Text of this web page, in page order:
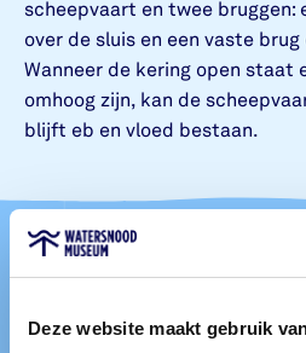
Deze website maakt gebruik
scheepvaart en twee bruggen:
over de sluis en een vaste
Wanneer de kering open staat
omhoog zijn, kan de
blijft eb en vloed bestaan.